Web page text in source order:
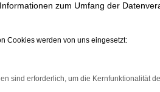
bei uns. Dafür haben
auf dem Hof stehen. Dann
zum Umfang der
Cookies werden von uns eingesetzt:
sind erforderlich, um die Kernfunktionalität